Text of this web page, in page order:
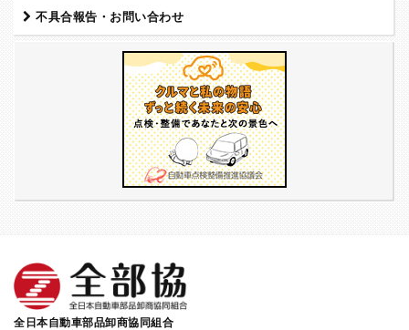
不具合報告・お問い合わせ
全日本自動車部品卸商協同組合